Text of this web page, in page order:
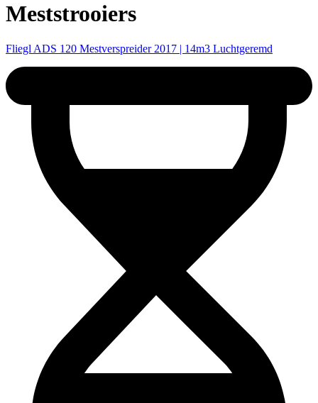
Meststrooiers
Fliegl ADS 120 Mestverspreider 2017 | 14m3 Luchtgeremd